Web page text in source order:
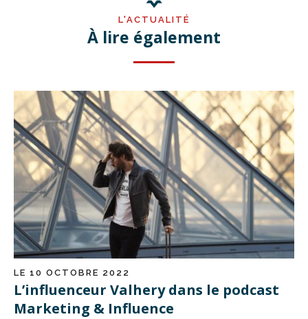
L'ACTUALITÉ
À lire également
LE 10 OCTOBRE 2022
L’influenceur Valhery dans le podcast
Marketing & Influence